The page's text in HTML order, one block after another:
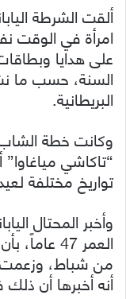
امرأة في الوقت
على هدايا
السنة، حسب ما
البريطانية.
تواريخ مختلفة
وأخبر المحتال
العمر 47
أنه أخبرها أن ذلك